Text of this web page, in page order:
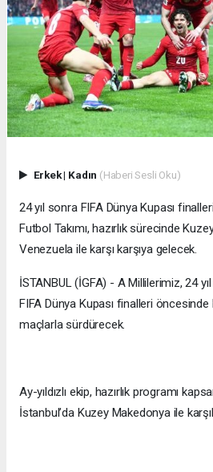
Erkek| Kadın (Haberi Sesli Oku)
24 yıl sonra FIFA Dünya Kupası
Futbol Takımı, hazırlık sürecinde
Venezuela ile karşı karşıya gelecek.
İSTANBUL (İGFA) - A Millilerimiz, 24
FIFA Dünya Kupası finalleri öncesinde
maçlarla sürdürecek.
Ay-yıldızlı ekip, hazırlık programı
İstanbul’da Kuzey Makedonya ile